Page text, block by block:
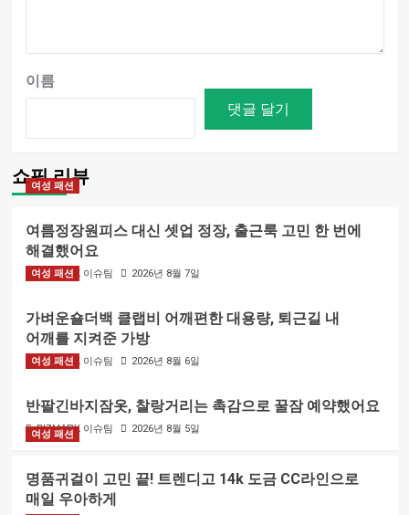
이름
쇼핑 리뷰
여성 패션
여름정장원피스 대신 셋업 정장, 출근룩 고민 한 번에
해결했어요
BIZMARK 이슈팀 2026년 8월 7일
여성 패션
가벼운숄더백 클랩비 어깨편한 대용량, 퇴근길 내
어깨를 지켜준 가방
BIZMARK 이슈팀 2026년 8월 6일
여성 패션
반팔긴바지잠옷, 찰랑거리는 촉감으로 꿀잠 예약했어요
BIZMARK 이슈팀 2026년 8월 5일
여성 패션
명품귀걸이 고민 끝! 트렌디고 14k 도금 CC라인으로
매일 우아하게